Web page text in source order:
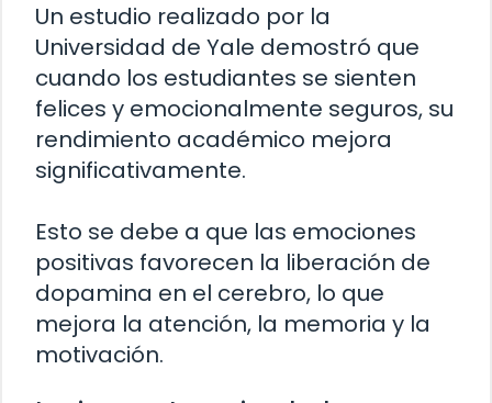
Un estudio realizado por la
Universidad de Yale demostró que
cuando los estudiantes se sienten
felices y emocionalmente seguros, su
rendimiento académico mejora
significativamente.
Esto se debe a que las emociones
positivas favorecen la liberación de
dopamina en el cerebro, lo que
mejora la atención, la memoria y la
motivación.